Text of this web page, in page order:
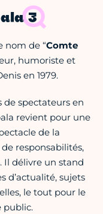
3
nom de “Comte
humoriste et
en 1979.
de spectateurs en
revient pour une
de la
responsabilités,
Il délivre un stand
d’actualité, sujets
le tout pour le
public.